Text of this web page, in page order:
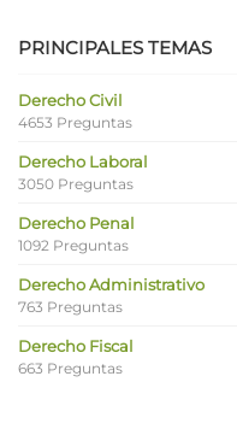
PRINCIPALES TEMAS
Derecho Civil
4653 Preguntas
Derecho Laboral
3050 Preguntas
Derecho Penal
1092 Preguntas
Derecho Administrativo
763 Preguntas
Derecho Fiscal
663 Preguntas